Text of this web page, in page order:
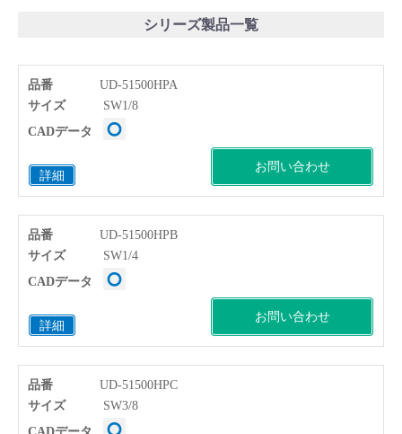
シリーズ製品一覧
品番 UD-51500HPA
詳細
サイズ SW1/8
お問い合わせ
CADデータ
品番 UD-51500HPB
詳細
サイズ SW1/4
お問い合わせ
CADデータ
品番 UD-51500HPC
サイズ SW3/8